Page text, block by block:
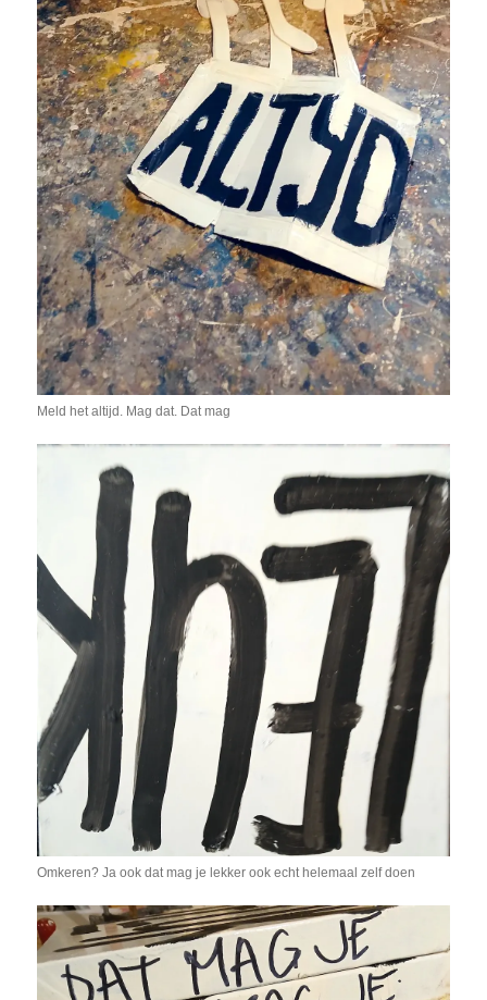
Meld het altijd. Mag dat. Dat mag
Omkeren? Ja ook dat mag je lekker ook echt helemaal zelf doen